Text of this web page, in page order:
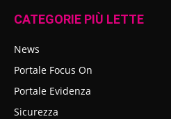
CATEGORIE PIÙ LETTE
News
Portale Focus On
Portale Evidenza
Sicurezza